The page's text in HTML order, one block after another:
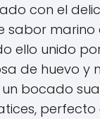
con el
sabor marino
ello unido
de huevo y
bocado